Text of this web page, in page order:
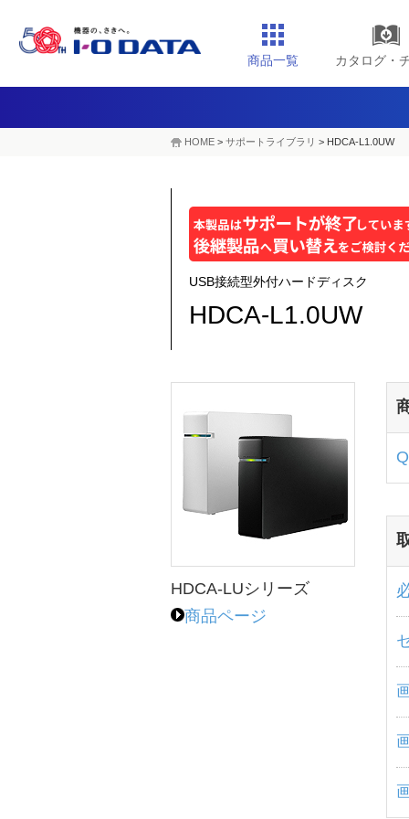
商品一覧 カタログ・
HOME > サポートライブラリ > HDCA-L1.0UW
USB接続型外付ハードディスク
HDCA-L1.0UW
HDCA-LUシリーズ
商品ページ